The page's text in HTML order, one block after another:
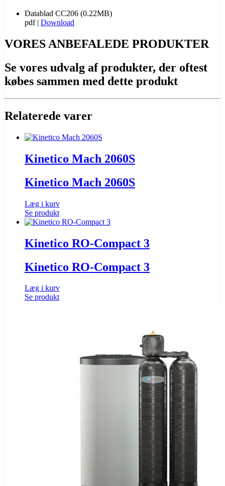
Datablad CC206 (0.22MB)
pdf| Download
VORES ANBEFALEDE PRODUKTER
Se vores udvalg af produkter, der oftest
købes sammen med dette produkt
Relaterede varer
Kinetico Mach 2060S
Kinetico Mach 2060S
Læg i kurv
Se produkt
Kinetico RO-Compact 3
Kinetico RO-Compact 3
Læg i kurv
Se produkt